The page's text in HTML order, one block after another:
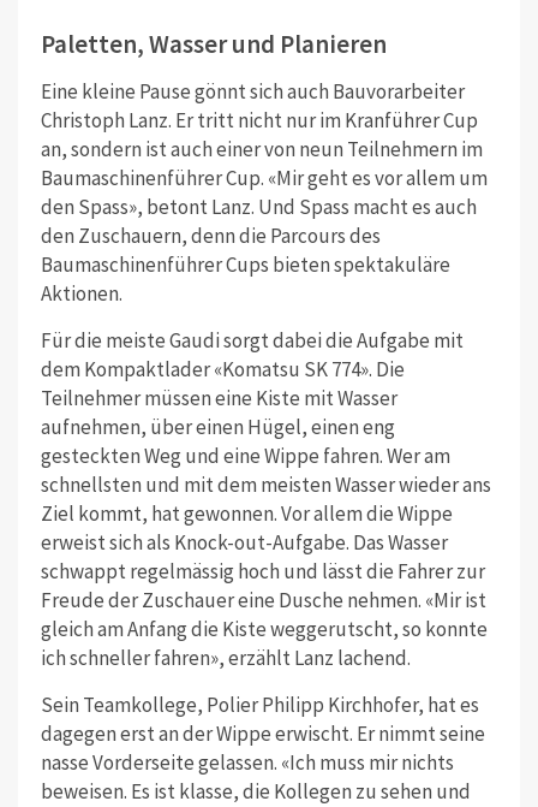
Paletten, Wasser und Planieren
Eine kleine Pause gönnt sich auch Bauvorarbeiter
Christoph Lanz. Er tritt nicht nur im Kranführer Cup
an, sondern ist auch einer von neun Teilnehmern im
Baumaschinenführer Cup. «Mir geht es vor allem um
den Spass», betont Lanz. Und Spass macht es auch
den Zuschauern, denn die Parcours des
Baumaschinenführer Cups bieten spektakuläre
Aktionen.
Für die meiste Gaudi sorgt dabei die Aufgabe mit
dem Kompaktlader «Komatsu SK 774». Die
Teilnehmer müssen eine Kiste mit Wasser
aufnehmen, über einen Hügel, einen eng
gesteckten Weg und eine Wippe fahren. Wer am
schnellsten und mit dem meisten Wasser wieder ans
Ziel kommt, hat gewonnen. Vor allem die Wippe
erweist sich als Knock-out-Aufgabe. Das Wasser
schwappt regelmässig hoch und lässt die Fahrer zur
Freude der Zuschauer eine Dusche nehmen. «Mir ist
gleich am Anfang die Kiste weggerutscht, so konnte
ich schneller fahren», erzählt Lanz lachend.
Sein Teamkollege, Polier Philipp Kirchhofer, hat es
dagegen erst an der Wippe erwischt. Er nimmt seine
nasse Vorderseite gelassen. «Ich muss mir nichts
beweisen. Es ist klasse, die Kollegen zu sehen und